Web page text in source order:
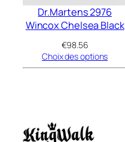
Dr.Martens 2976
Wincox Chelsea Black
€98.56
Choix des options